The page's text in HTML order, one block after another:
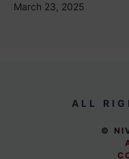
March 23, 2025
ALL
©